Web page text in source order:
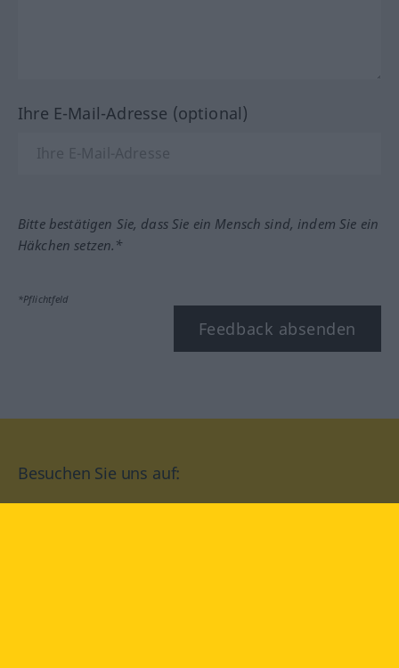
Ihre E-Mail-Adresse (optional)
Bitte bestätigen Sie, dass Sie ein Mensch sind, indem Sie ein
Häkchen setzen.*
*Pflichtfeld
Feedback absenden
Besuchen Sie uns auf: